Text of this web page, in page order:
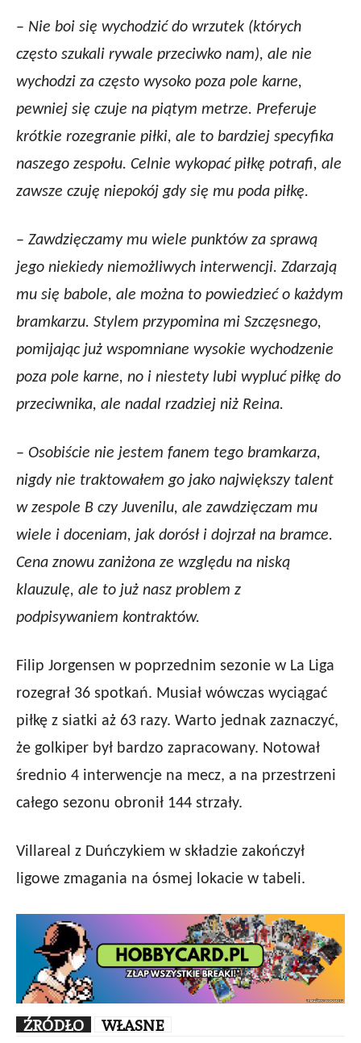
– Nie boi się wychodzić do wrzutek (których
często szukali rywale przeciwko nam), ale nie
wychodzi za często wysoko poza pole karne,
pewniej się czuje na piątym metrze. Preferuje
krótkie rozegranie piłki, ale to bardziej specyfika
naszego zespołu. Celnie wykopać piłkę potrafi, ale
zawsze czuję niepokój gdy się mu poda piłkę.
– Zawdzięczamy mu wiele punktów za sprawą
jego niekiedy niemożliwych interwencji. Zdarzają
mu się babole, ale można to powiedzieć o każdym
bramkarzu. Stylem przypomina mi Szczęsnego,
pomijając już wspomniane wysokie wychodzenie
poza pole karne, no i niestety lubi wypluć piłkę do
przeciwnika, ale nadal rzadziej niż Reina.
– Osobiście nie jestem fanem tego bramkarza,
nigdy nie traktowałem go jako największy talent
w zespole B czy Juvenilu, ale zawdzięczam mu
wiele i doceniam, jak dorósł i dojrzał na bramce.
Cena znowu zaniżona ze względu na niską
klauzulę, ale to już nasz problem z
podpisywaniem kontraktów.
Filip Jorgensen w poprzednim sezonie w La Liga
rozegrał 36 spotkań. Musiał wówczas wyciągać
piłkę z siatki aż 63 razy. Warto jednak zaznaczyć,
że golkiper był bardzo zapracowany. Notował
średnio 4 interwencje na mecz, a na przestrzeni
całego sezonu obronił 144 strzały.
Villareal z Duńczykiem w składzie zakończył
ligowe zmagania na ósmej lokacie w tabeli.
ŹRÓDŁO WŁASNE